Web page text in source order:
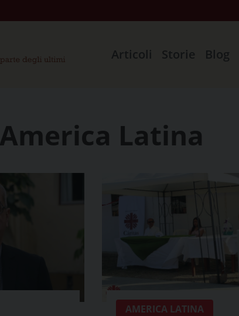
Articoli Storie Blog
Latina
AMERICA LATINA